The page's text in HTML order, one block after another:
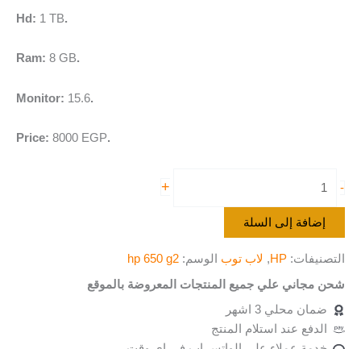
.Hd:
1 TB
.Ram:
8 GB
.Monitor:
15.6
.Price:
8000 EGP
-
+
إضافة إلى السلة
التصنيفات: HP
, لاب توب الوسم: hp 650 g2
شحن مجاني علي جميع المنتجات المعروضة بالموقع
ضمان محلي 3 اشهر
الدفع عند استلام المنتج